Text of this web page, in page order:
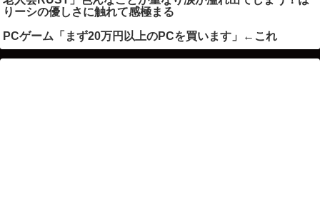
りーシの優しさに触れて感極まる
PCゲーム「まず20万円以上のPCを買います」←これ